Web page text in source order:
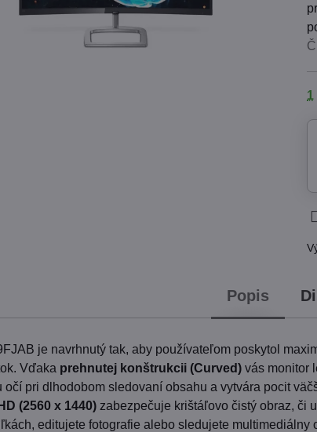
1
Popis
je navrhnutý tak, aby používateľom poskytol
Vďaka prehnutej konštrukcii (Curved) vás monitor
očí pri dlhodobom sledovaní obsahu a vytvára pocit
(2560 x 1440) zabezpečuje krištáľovo čistý obraz, či
editujete fotografie alebo sledujete multimediálny